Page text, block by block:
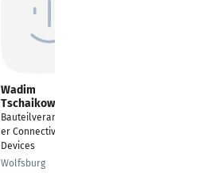
Wadim
Tschaikowski
Bauteilverantwortlich
er Connectivity
Devices
Wolfsburg